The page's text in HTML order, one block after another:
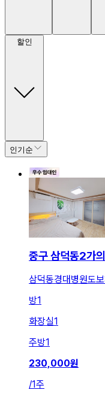
할인
인기순
중구 삼덕동2가
삼덕동경대병원도
방1
화장실1
주방1
230,000원
/1주